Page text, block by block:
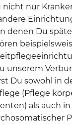
nicht nur
denen Du
unserem
Du sowohl in
(Pflege
als auch